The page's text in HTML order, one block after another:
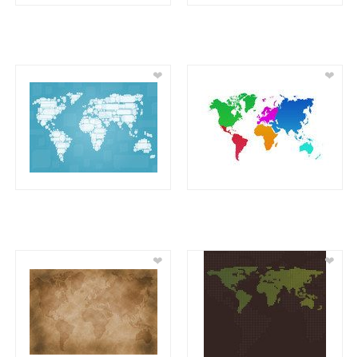
❤ ❤
❤ ❤